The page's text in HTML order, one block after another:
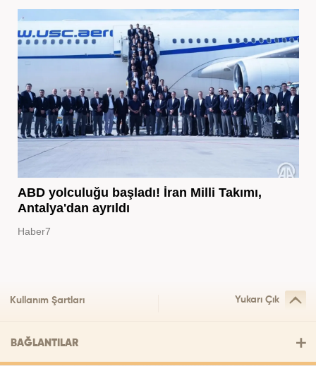
ABD yolculuğu başladı! İran Milli Takımı,
Antalya'dan ayrıldı
Haber7
Kullanım Şartları Yukarı Çık
BAĞLANTILAR